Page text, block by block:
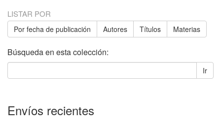
LISTAR POR
Por fecha de publicación Autores Títulos Materias
Búsqueda en esta colección:
Ir
Envíos recientes